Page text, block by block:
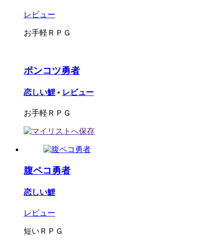
レビュー
お手軽ＲＰＧ
ポンコツ勇者
恋しい鯉 • レビュー
お手軽ＲＰＧ
腹ペコ勇者
恋しい鯉
レビュー
短いＲＰＧ